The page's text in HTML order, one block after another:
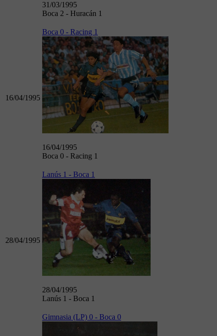
31/03/1995
Boca 2 - Huracán 1
16/04/1995
Boca 0 - Racing 1
16/04/1995
Boca 0 - Racing 1
28/04/1995
Lanús 1 - Boca 1
28/04/1995
Lanús 1 - Boca 1
Gimnasia (LP) 0 - Boca 0